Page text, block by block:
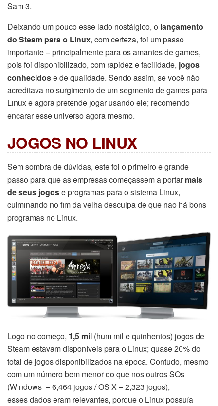
Sam 3.
Deixando um pouco esse lado nostálgico, o lançamento
do Steam para o Linux, com certeza, foi um passo
importante – principalmente para os amantes de games,
pois foi disponibilizado, com rapidez e facilidade, jogos
conhecidose de qualidade. Sendo assim, se você não
acreditava no surgimento de um segmento de games para
Linux e agora pretende jogar usando ele; recomendo
encarar esse universo agora mesmo.
JOGOS NO LINUX
Sem sombra de dúvidas, este foi o primeiro e grande
passo para que as empresas começassem a portarmais
de seus jogose programas para o sistema Linux,
culminando no fim da velha desculpa de que não há bons
programas no Linux.
Logo no começo, 1,5 mil (hum mil e quinhentos) jogos de
Steam estavam disponíveis para o Linux; quase 20% do
total de jogos disponibilizados na época. Contudo, mesmo
com um número bem menor do que nos outros SOs
(Windows – 6,464 jogos / OS X – 2,323 jogos),
esses dados eram relevantes, porque o Linux possuía